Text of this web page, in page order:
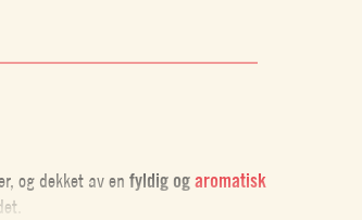
og dekket av en fyldig ogaromatisk